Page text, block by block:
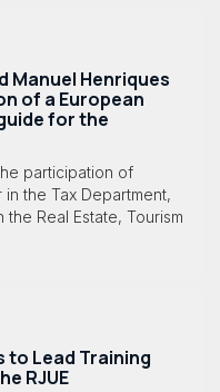
Manuel Henriques
of a European
for the
participation of
the Tax Department,
Real Estate, Tourism
to Lead Training
RJUE